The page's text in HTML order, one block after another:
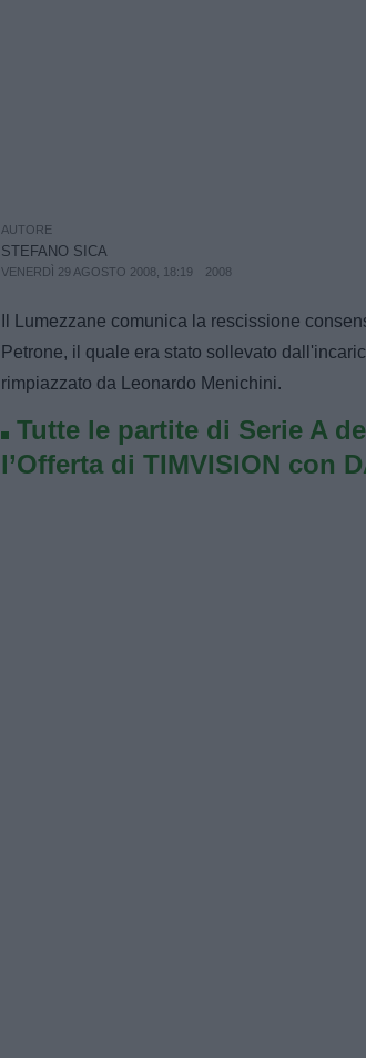
AUTORE
STEFANO SICA
VENERDÌ 29 AGOSTO 2008, 18:19 2008
Il Lumezzane comunica la rescissione
Petrone, il quale era stato sollevato
rimpiazzato da Leonardo Menichini.
Tutte le partite di Serie A
l’Offerta di TIMVISION con